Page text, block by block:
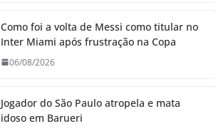
Como foi a volta de Messi como titular no
Inter Miami após frustração na Copa
06/08/2026
Jogador do São Paulo atropela e mata
idoso em Barueri